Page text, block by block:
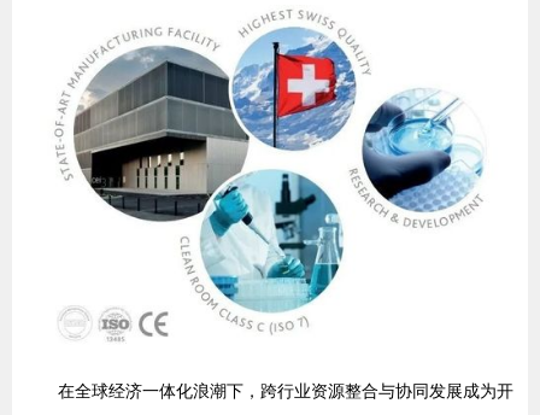
在全球经济一体化浪潮下，跨行业资源整合与协同发展成为开